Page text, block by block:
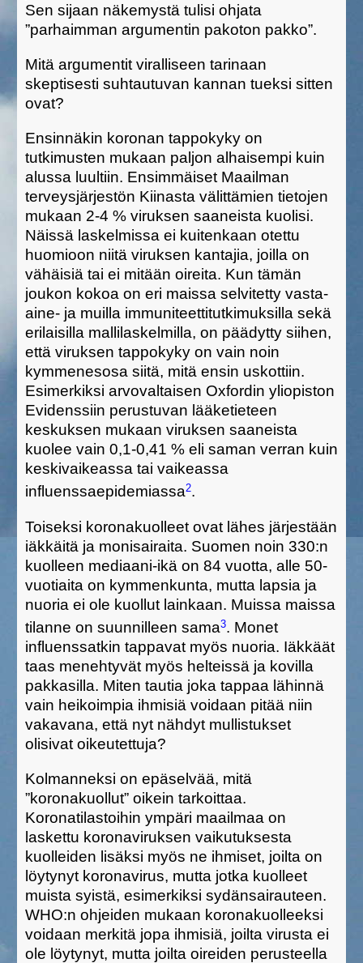
Sen sijaan näkemystä tulisi ohjata
”parhaimman argumentin pakoton pakko”.
Mitä argumentit viralliseen tarinaan
skeptisesti suhtautuvan kannan tueksi sitten
ovat?
Ensinnäkin koronan tappokyky on
tutkimusten mukaan paljon alhaisempi kuin
alussa luultiin. Ensimmäiset Maailman
terveysjärjestön Kiinasta välittämien tietojen
mukaan 2-4 % viruksen saaneista kuolisi.
Näissä laskelmissa ei kuitenkaan otettu
huomioon niitä viruksen kantajia, joilla on
vähäisiä tai ei mitään oireita. Kun tämän
joukon kokoa on eri maissa selvitetty vasta-
aine- ja muilla immuniteettitutkimuksilla sekä
erilaisilla mallilaskelmilla, on päädytty siihen,
että viruksen tappokyky on vain noin
kymmenesosa siitä, mitä ensin uskottiin.
Esimerkiksi arvovaltaisen Oxfordin yliopiston
Evidenssiin perustuvan lääketieteen
keskuksen mukaan viruksen saaneista
kuolee vain 0,1-0,41 % eli saman verran kuin
keskivaikeassa tai vaikeassa
influenssaepidemiassa2.
Toiseksi koronakuolleet ovat lähes järjestään
iäkkäitä ja monisairaita. Suomen noin 330:n
kuolleen mediaani-ikä on 84 vuotta, alle 50-
vuotiaita on kymmenkunta, mutta lapsia ja
nuoria ei ole kuollut lainkaan. Muissa maissa
tilanne on suunnilleen sama3. Monet
influenssatkin tappavat myös nuoria. Iäkkäät
taas menehtyvät myös helteissä ja kovilla
pakkasilla. Miten tautia joka tappaa lähinnä
vain heikoimpia ihmisiä voidaan pitää niin
vakavana, että nyt nähdyt mullistukset
olisivat oikeutettuja?
Kolmanneksi on epäselvää, mitä
”koronakuollut” oikein tarkoittaa.
Koronatilastoihin ympäri maailmaa on
laskettu koronaviruksen vaikutuksesta
kuolleiden lisäksi myös ne ihmiset, joilta on
löytynyt koronavirus, mutta jotka kuolleet
muista syistä, esimerkiksi sydänsairauteen.
WHO:n ohjeiden mukaan koronakuolleeksi
voidaan merkitä jopa ihmisiä, joilta virusta ei
ole löytynyt, mutta joilta oireiden perusteella